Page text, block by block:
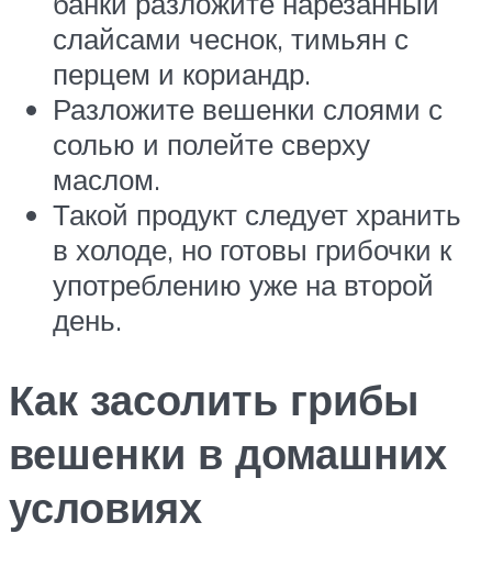
слайсами чеснок, тимьян с
перцем и кориандр.
Разложите вешенки слоями с
солью и полейте сверху
маслом.
Такой продукт следует хранить
в холоде, но готовы грибочки к
употреблению уже на второй
день.
Как засолить грибы
вешенки в домашних
условиях